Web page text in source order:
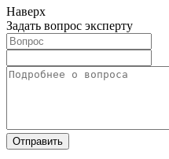
Наверх
Задать вопрос эксперту